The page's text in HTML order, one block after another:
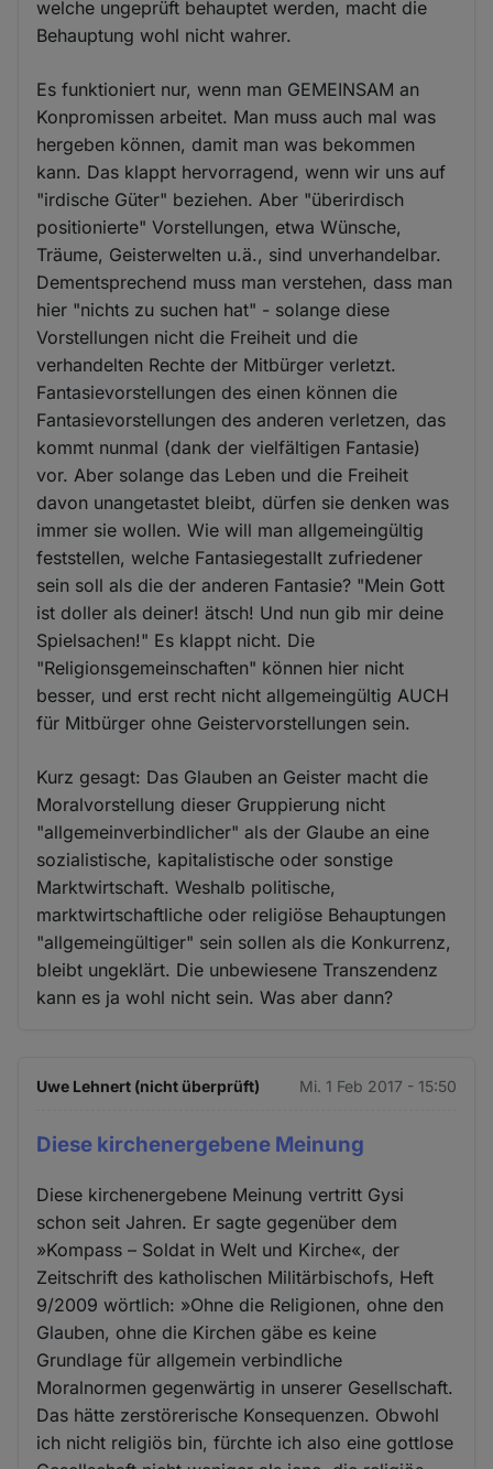
welche ungeprüft behauptet werden, macht die
Behauptung wohl nicht wahrer.
Es funktioniert nur, wenn man GEMEINSAM an
Konpromissen arbeitet. Man muss auch mal was
hergeben können, damit man was bekommen
kann. Das klappt hervorragend, wenn wir uns auf
"irdische Güter" beziehen. Aber "überirdisch
positionierte" Vorstellungen, etwa Wünsche,
Träume, Geisterwelten u.ä., sind unverhandelbar.
Dementsprechend muss man verstehen, dass man
hier "nichts zu suchen hat" - solange diese
Vorstellungen nicht die Freiheit und die
verhandelten Rechte der Mitbürger verletzt.
Fantasievorstellungen des einen können die
Fantasievorstellungen des anderen verletzen, das
kommt nunmal (dank der vielfältigen Fantasie)
vor. Aber solange das Leben und die Freiheit
davon unangetastet bleibt, dürfen sie denken was
immer sie wollen. Wie will man allgemeingültig
feststellen, welche Fantasiegestallt zufriedener
sein soll als die der anderen Fantasie? "Mein Gott
ist doller als deiner! ätsch! Und nun gib mir deine
Spielsachen!" Es klappt nicht. Die
"Religionsgemeinschaften" können hier nicht
besser, und erst recht nicht allgemeingültig AUCH
für Mitbürger ohne Geistervorstellungen sein.
Kurz gesagt: Das Glauben an Geister macht die
Moralvorstellung dieser Gruppierung nicht
"allgemeinverbindlicher" als der Glaube an eine
sozialistische, kapitalistische oder sonstige
Marktwirtschaft. Weshalb politische,
marktwirtschaftliche oder religiöse Behauptungen
"allgemeingültiger" sein sollen als die Konkurrenz,
bleibt ungeklärt. Die unbewiesene Transzendenz
kann es ja wohl nicht sein. Was aber dann?
Uwe Lehnert (nicht überprüft) Mi. 1 Feb 2017 - 15:50
Diese kirchenergebene Meinung
Diese kirchenergebene Meinung vertritt Gysi
schon seit Jahren. Er sagte gegenüber dem
»Kompass – Soldat in Welt und Kirche«, der
Zeitschrift des katholischen Militärbischofs, Heft
9/2009 wörtlich: »Ohne die Religionen, ohne den
Glauben, ohne die Kirchen gäbe es keine
Grundlage für allgemein verbindliche
Moralnormen gegenwärtig in unserer Gesellschaft.
Das hätte zerstörerische Konsequenzen. Obwohl
ich nicht religiös bin, fürchte ich also eine gottlose